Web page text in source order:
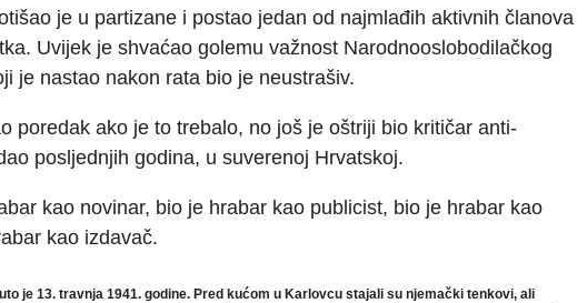
je u partizane i postao jedan od najmlađih aktivnih članova
Uvijek je shvaćao golemu važnost Narodnooslobodilačkog
je nastao nakon rata bio je neustrašiv.
poredak ako je to trebalo, no još je oštriji bio kritičar anti-
posljednjih godina, u suverenoj Hrvatskoj.
kao novinar, bio je hrabar kao publicist, bio je hrabar kao
kao izdavač.
je 13. travnja 1941. godine. Pred kućom u Karlovcu stajali su njemački tenkovi, ali